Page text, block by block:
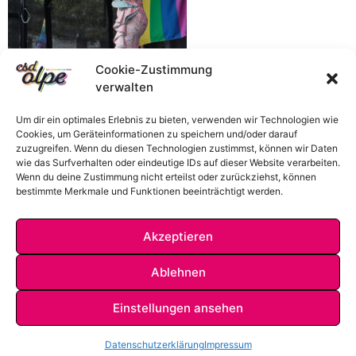
Cookie-Zustimmung
verwalten
Um dir ein optimales Erlebnis zu bieten, verwenden wir Technologien wie
Cookies, um Geräteinformationen zu speichern und/oder darauf
zuzugreifen. Wenn du diesen Technologien zustimmst, können wir Daten
wie das Surfverhalten oder eindeutige IDs auf dieser Website verarbeiten.
Wenn du deine Zustimmung nicht erteilst oder zurückziehst, können
bestimmte Merkmale und Funktionen beeinträchtigt werden.
Akzeptieren
Ablehnen
Einstellungen ansehen
DatenschutzerklärungImpressum
DATENSCHUTZKONTAKT